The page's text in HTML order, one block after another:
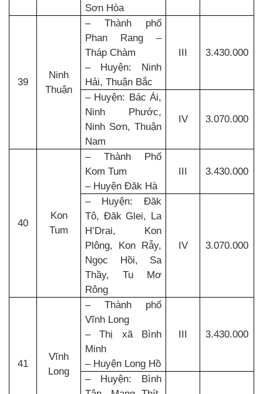
Sơn Hòa
39
Ninh
Thuận
– Thành phố
Phan Rang –
Tháp Chàm
– Huyện: Ninh
Hải, Thuận Bắc
3.430.000
– Huyện: Bác Ái,
Ninh Phước,
Ninh Sơn, Thuận
Nam
IV 3.070.000
40
Kon
Tum
– Thành Phố
Kom Tum
– Huyện Đăk Hà
3.430.000
– Huyện: Đăk
Tô, Đăk Glei, La
H’Drai, Kon
Plông, Kon Rẫy,
Ngọc Hồi, Sa
Thầy, Tu Mơ
Rông
IV 3.070.000
41
Vĩnh
Long
– Thành phố
Vĩnh Long
– Thị xã Bình
Minh
– Huyện Long Hồ
3.430.000
– Huyện: Bình